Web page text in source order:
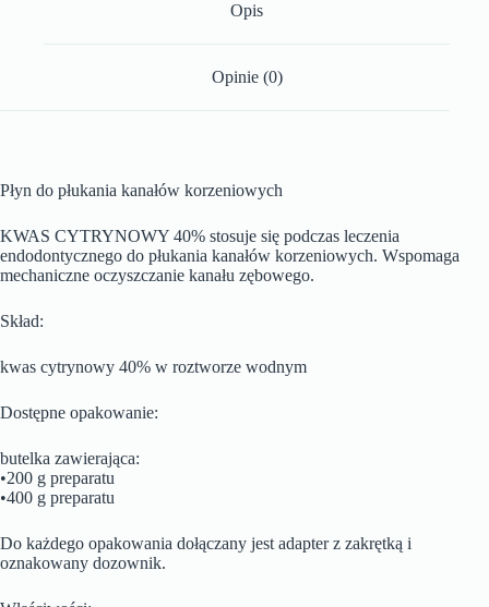
Opis
Opinie (0)
Płyn do płukania kanałów korzeniowych
KWAS CYTRYNOWY 40% stosuje się podczas leczenia
endodontycznego do płukania kanałów korzeniowych. Wspomaga
mechaniczne oczyszczanie kanału zębowego.
Skład:
kwas cytrynowy 40% w roztworze wodnym
Dostępne opakowanie:
butelka zawierająca:
•200 g preparatu
•400 g preparatu
Do każdego opakowania dołączany jest adapter z zakrętką i
oznakowany dozownik.